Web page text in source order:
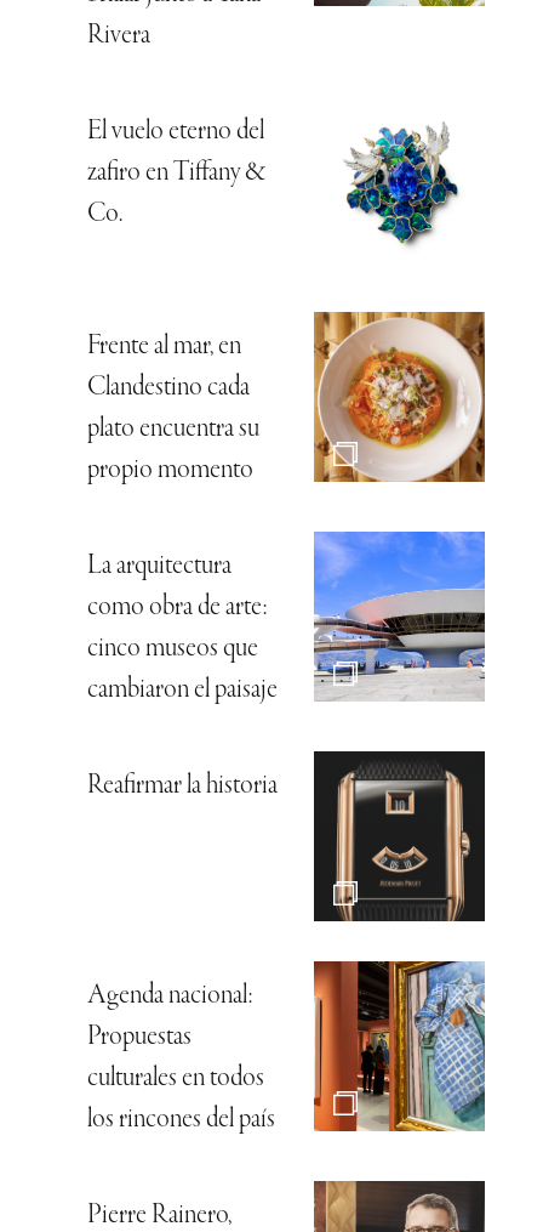
Rivera
El vuelo eterno del
zafiro en Tiffany &
Co.
Frente al mar, en
Clandestino cada
plato encuentra su
propio momento
La arquitectura
como obra de arte:
cinco museos que
cambiaron el paisaje
Reafirmar la historia
Agenda nacional:
Propuestas
culturales en todos
los rincones del país
Pierre Rainero,